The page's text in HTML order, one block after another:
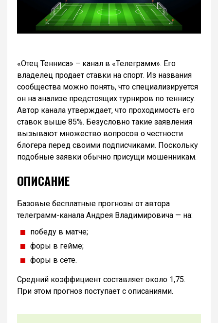
«Отец Тенниса» – канал в «Телеграмм». Его
владелец продает ставки на спорт. Из названия
сообщества можно понять, что специализируется
он на анализе предстоящих турниров по теннису.
Автор канала утверждает, что проходимость его
ставок выше 85%. Безусловно такие заявления
вызывают множество вопросов о честности
блогера перед своими подписчиками. Поскольку
подобные заявки обычно присущи мошенникам.
ОПИСАНИЕ
Базовые бесплатные прогнозы от автора
телеграмм-канала Андрея Владимировича — на:
победу в матче;
форы в гейме;
форы в сете.
Средний коэффициент составляет около 1,75.
При этом прогноз поступает с описаниями.